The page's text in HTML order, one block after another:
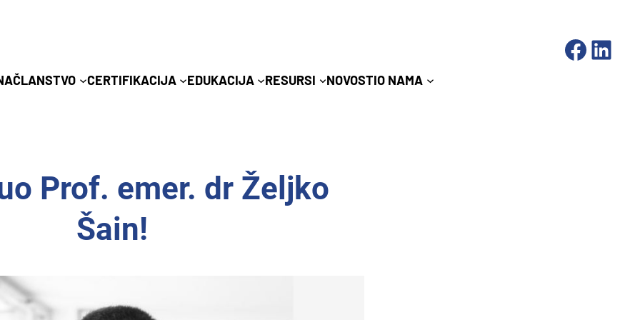
ČLANSTVO CERTIFIKACIJA EDUKACIJA RESURSI NOVOSTIO NAMA
Facebook LinkedIn
Prof. emer. dr Željko
Šain!